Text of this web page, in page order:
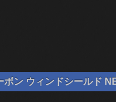
ン ウィンドシールド